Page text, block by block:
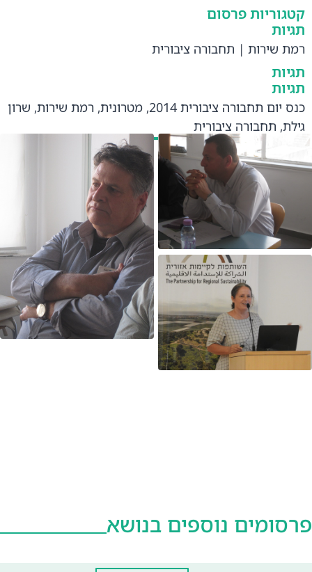
קטגוריות פרסום
תגיות
רמת שירות | תחבורה ציבורית
תגיות
תגיות
כנס יום תחבורה ציבורית 2014 , מטרונית, רמת שירות, שרון
גילת, תחבורה ציבורית
פרסומים נוספים בנושא